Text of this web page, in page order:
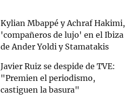
Kylian Mbappé y Achraf Hakimi,
'compañeros de lujo' en el Ibiza
de Ander Yoldi y Stamatakis
Javier Ruiz se despide de TVE:
"Premien el periodismo,
castiguen la basura"